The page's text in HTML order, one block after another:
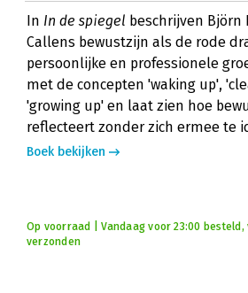
In In de spiegel beschrijven Björn
Callens bewustzijn als de rode
persoonlijke en professionele
met de concepten 'waking up',
'growing up' en laat zien hoe
reflecteert zonder zich ermee te
Boek bekijken
Op voorraad | Vandaag voor 23:00
verzonden